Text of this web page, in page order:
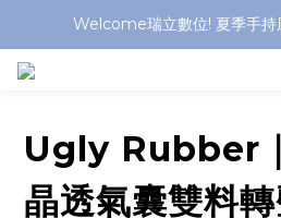
Welcome瑞立數位! 夏季手持
Welcome瑞立數位! 夏季手持
Welcome瑞立數位! 夏季手持
Ugly Rubber
晶透氣囊雙料